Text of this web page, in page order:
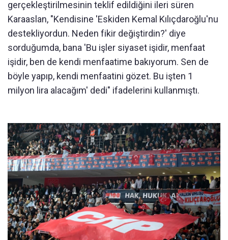
gerçekleştirilmesinin teklif edildiğini ileri süren
Karaaslan, "Kendisine 'Eskiden Kemal Kılıçdaroğlu'nu
destekliyordun. Neden fikir değiştirdin?' diye
sorduğumda, bana 'Bu işler siyaset işidir, menfaat
işidir, ben de kendi menfaatime bakıyorum. Sen de
böyle yapıp, kendi menfaatini gözet. Bu işten 1
milyon lira alacağım' dedi" ifadelerini kullanmıştı.